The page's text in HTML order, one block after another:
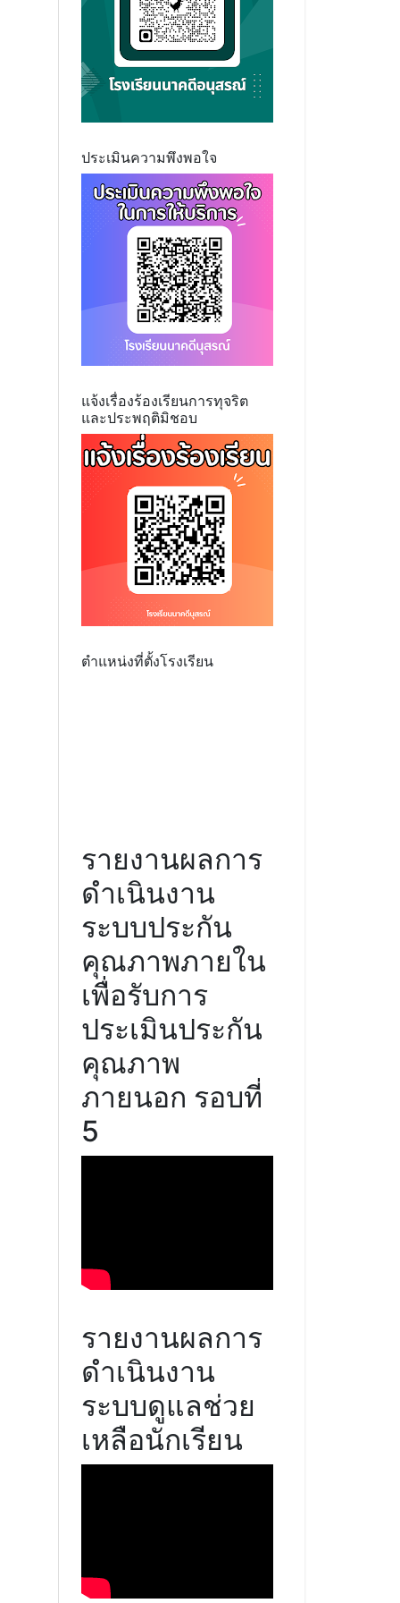
ประเมินความพึงพอใจ
แจ้งเรื่องร้องเรียนการทุจริต
และประพฤติมิชอบ
ตำแหน่งที่ตั้งโรงเรียน
รายงานผลการ
ดำเนินงาน
ระบบประกัน
คุณภาพภายใน
เพื่อรับการ
ประเมินประกัน
คุณภาพ
ภายนอก รอบที่
5
รายงานผลการ
ดำเนินงาน
ระบบดูแลช่วย
เหลือนักเรียน